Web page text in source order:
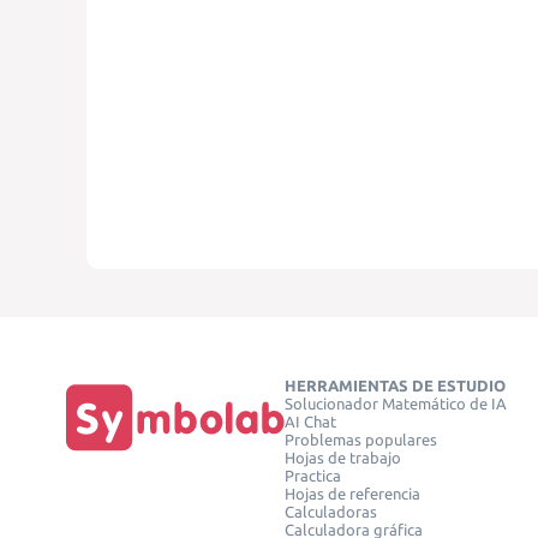
HERRAMIENTAS DE ESTUDIO
Solucionador Matemático de IA
AI Chat
Problemas populares
Hojas de trabajo
Practica
Hojas de referencia
Calculadoras
Calculadora gráfica